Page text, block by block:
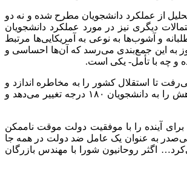
از عملکرد دانشجویان مطرح شده و نه دو
دیگری نیز در مورد عملکرد دانشجویان
و آشوب‌ها به نوعی به آمریکایی‌ها مرتبط
به این جمع‌بندی می‌رسد که آن‌ها احساسی و
و چه با تأمل- یکی است.
تا استقلال کشور را به مخاطره اندازد و
کودتای دیگری را سامان دهد نه تنها نقض این‌گونه مقررات بلامانع می‌نمود، بلکه این حساسیت دانشجویان نسبت به استقلال کشور قابل تحسین نیز بود؛ لذا نگاهش را به دانشجویان ۱۸۰ درجه تغییر می‌دهد و
آینده را با موفقیت دولت موقت ناممکن
به عنوان یک عامل ضد دولت در همه جا
اگثر روحانیون شورا با مهندس بازرگان